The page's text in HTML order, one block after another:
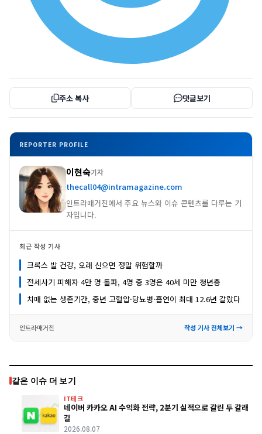
주소 복사 댓글보기
REPORTER PROFILE
이현숙기자
thecall04@intramagazine.com
인트라매거진에서 주요 뉴스와 이슈 콘텐츠를 다루는 기
자입니다.
최근 작성 기사
크록스 발 건강, 오래 신으면 정말 위험할까
전세사기 피해자 4만 명 돌파, 4명 중 3명은 40세 미만 청년층
치매 없는 생존기간, 중년 고혈압·당뇨병·흡연이 최대 12.6년 갈랐다
인트라매거진 작성 기사 전체보기 →
같은 이슈 더 보기
IT테크
네이버 카카오 AI 수익화 전략, 2분기 실적으로 갈린 두 갈래
길
2026.08.07